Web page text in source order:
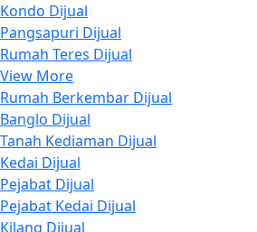
Kondo Dijual
Pangsapuri Dijual
Rumah Teres Dijual
View More
Rumah Berkembar Dijual
Banglo Dijual
Tanah Kediaman Dijual
Kedai Dijual
Pejabat Dijual
Pejabat Kedai Dijual
Kilang Dijual